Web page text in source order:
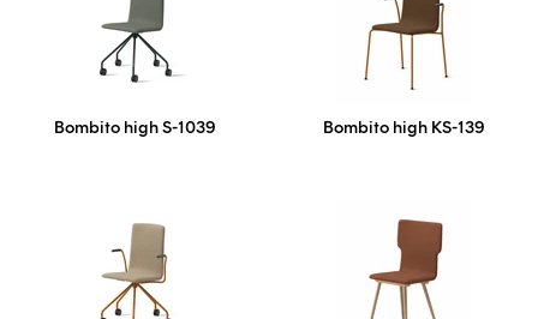
Bombito high S-1039 Bombito high KS-139